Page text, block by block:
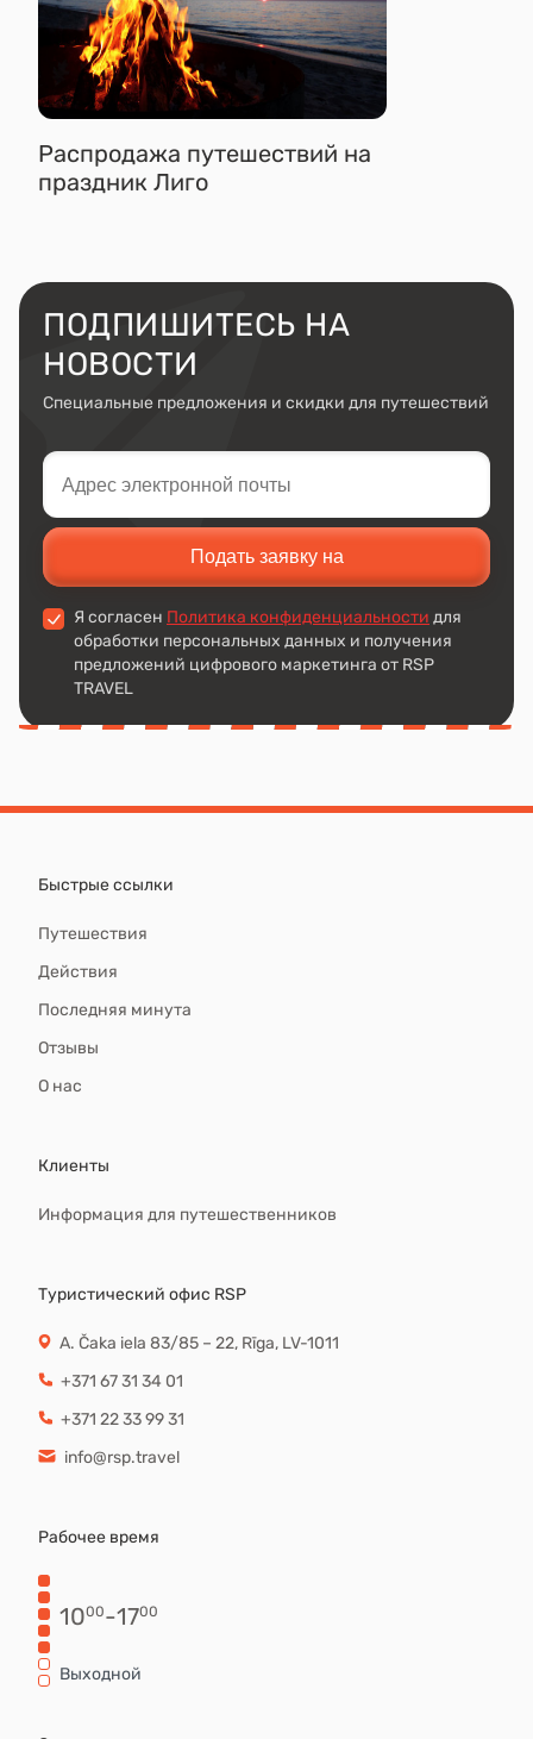
Распродажа путешествий на
праздник Лиго
ПОДПИШИТЕСЬ НА
НОВОСТИ
Специальные предложения и скидки для путешествий
Подать заявку на
Я согласен Политика конфиденциальности для
обработки персональных данных и получения
предложений цифрового маркетинга от RSP
TRAVEL
Быстрые ссылки
Путешествия
Действия
Последняя минута
Отзывы
О нас
Клиенты
Информация для путешественников
Туристический офис RSP
A. Čaka iela 83/85 – 22, Rīga, LV-1011
+371 67 31 34 01
+371 22 33 99 31
info@rsp.travel
Рабочее время
1000-1700
Выходной